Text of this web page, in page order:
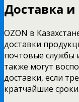
Доставка и
OZON в
доставки
почтовые службы
также могут
доставки, если
кратчайшие сроки.